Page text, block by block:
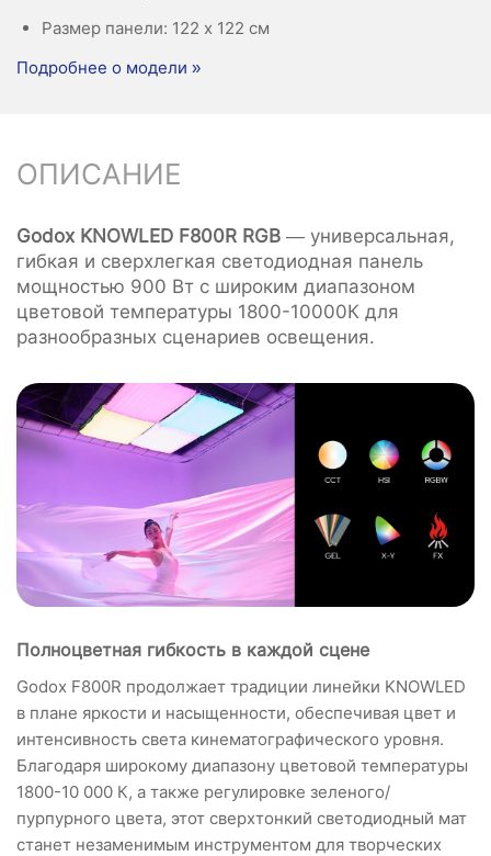
Размер панели: 122 x 122 см
Подробнее о модели »
ОПИСАНИЕ
Godox KNOWLED F800R RGB — универсальная,
гибкая и сверхлегкая светодиодная панель
мощностью 900 Вт с широким диапазоном
цветовой температуры 1800-10000К для
разнообразных сценариев освещения.
Полноцветная гибкость в каждой сцене
Godox F800R продолжает традиции линейки KNOWLED
в плане яркости и насыщенности, обеспечивая цвет и
интенсивность света кинематографического уровня.
Благодаря широкому диапазону цветовой температуры
1800-10 000 К, а также регулировке зеленого/
пурпурного цвета, этот сверхтонкий светодиодный мат
станет незаменимым инструментом для творческих